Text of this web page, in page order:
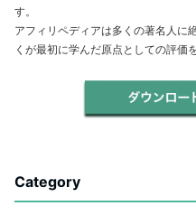
す。
アフィリペディアは多くの著名人に
くが最初に学んだ原点としての評価
Category